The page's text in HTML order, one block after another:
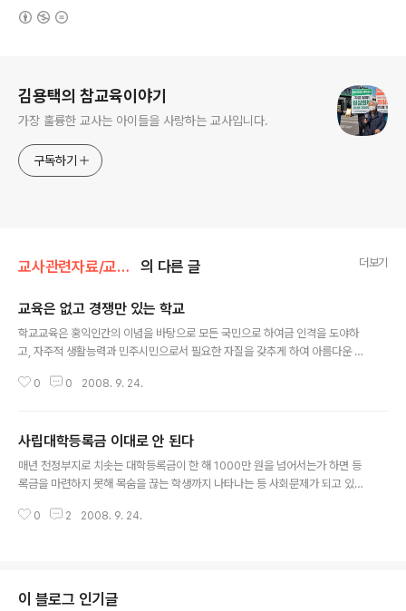
김용택의 참교육이야기
가장 훌륭한 교사는 아이들을 사랑하는 교사입니다.
구독하기
교사관련자료/교육칼럼 의 다른 글 더보기
교육은 없고 경쟁만 있는 학교
학교교육은 홍익인간의 이념을 바탕으로 모든 국민으로 하여금 인격을 도야하
고, 자주적 생활능력과 민주시민으로서 필요한 자질을 갖추게 하여 아름다운 삶
하는 인간 양성을 목표로 하고 있다. 그러나 이명박정부가 출범 후 교육법이 지
설, 평생학습의 생활화라는 3대전략을 세웠다. 이를 위해 대학운영의 자율화,
자율형사립고 100개설립 등 고교 다양화300프로젝트. 영어 공교육완성 등의
과제를 제시했다. 자율과 경쟁을 통해 공교육을 살리겠다는 정부의 교육정책이
0 0 2008. 9. 24.
사립대학등록금 이대로 안 된다
매년 천정부지로 치솟는 대학등록금이 한 해 1000만 원을 넘어서는가 하면 등
록금을 마련하지 못해 목숨을 끊는 학생까지 나타나는 등 사회문제가 되고 있
교육연구소가 2학기 개강을 맞아, 예·결산이 공개된 대학의 자료를 분석한 결과
성하여야 한다"고 규정하고 있지만 대부분 사립대학은 추정결산 등 합리적 자료
0 2 2008. 9. 24.
이 블로그 인기글